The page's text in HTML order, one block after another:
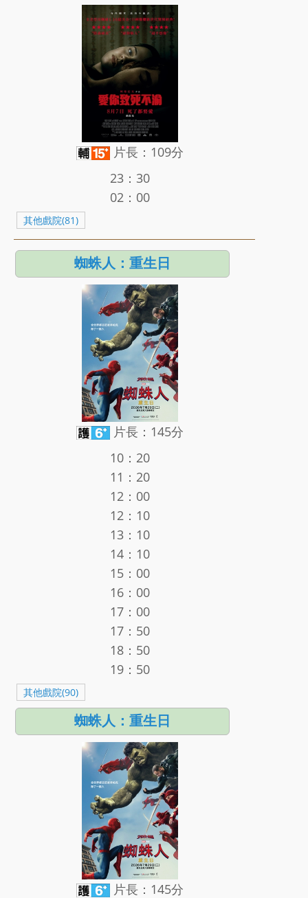
片長：109分
23：30
02：00
其他戲院(81)
蜘蛛人：重生日
片長：145分
10：20
11：20
12：00
12：10
13：10
14：10
15：00
16：00
17：00
17：50
18：50
19：50
其他戲院(90)
蜘蛛人：重生日
片長：145分